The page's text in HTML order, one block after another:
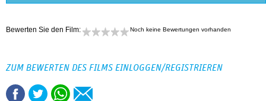
Bewerten Sie den Film: Noch keine Bewertungen vorhanden
ZUM BEWERTEN DES FILMS EINLOGGEN/REGISTRIEREN